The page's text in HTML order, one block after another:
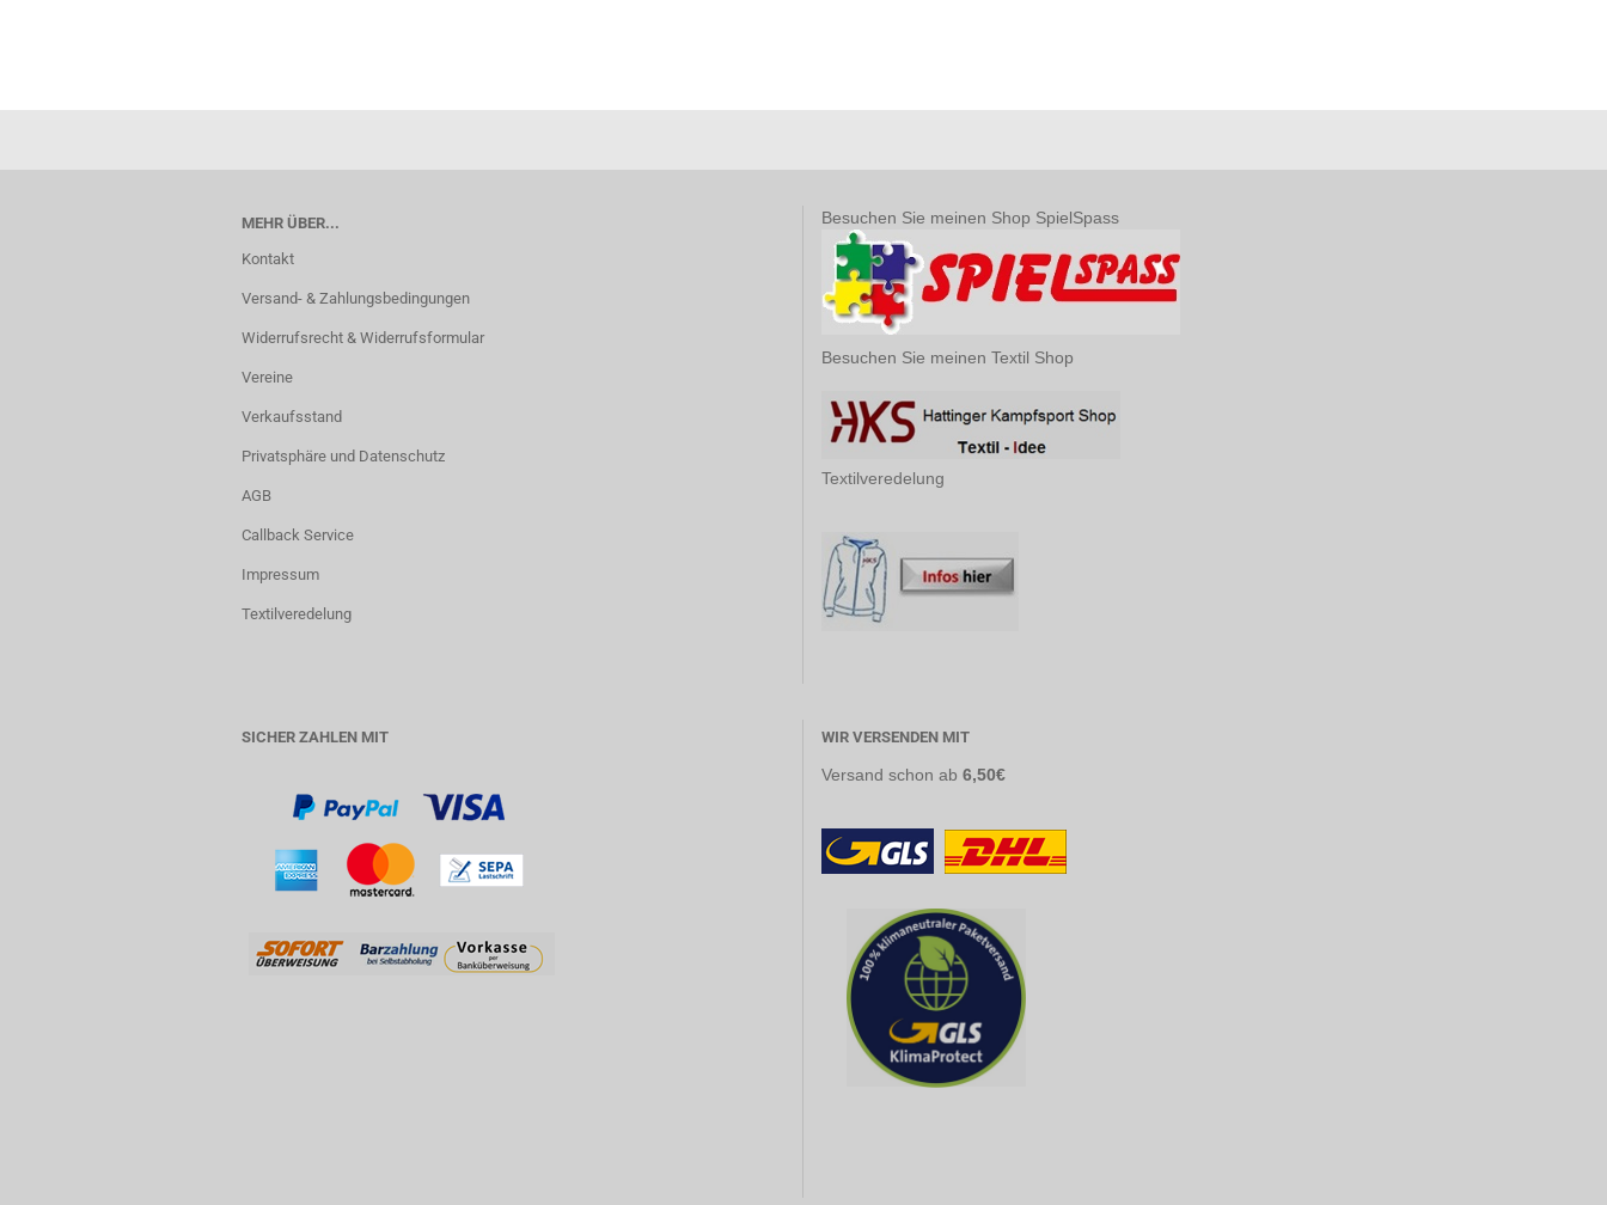
MEHR ÜBER...
Kontakt
Versand- & Zahlungsbedingungen
Widerrufsrecht & Widerrufsformular
Vereine
Verkaufsstand
Privatsphäre und Datenschutz
AGB
Callback Service
Impressum
Textilveredelung
Besuchen Sie meinen Shop SpielSpass
Besuchen Sie meinen Textil Shop
Textilveredelung
SICHER ZAHLEN MIT WIR VERSENDEN MIT
Versand schon ab 6,50€